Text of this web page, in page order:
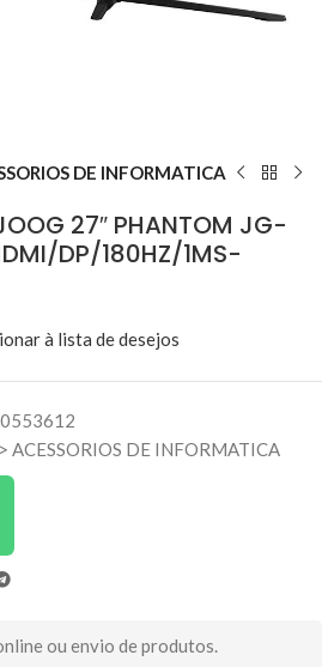
DE INFORMATICA
27″ PHANTOM JG-
DP/180HZ/1MS-
à lista de desejos
> ACESSORIOS DE INFORMATICA
ou envio de produtos.